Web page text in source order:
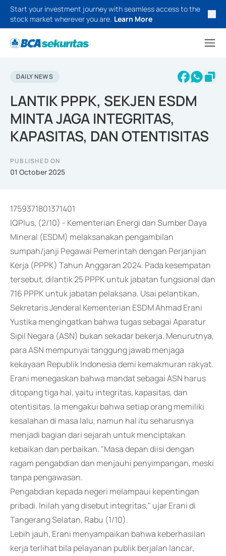
Start your investment journey with seamless access to the
stock market wherever you are. Learn More
DAILY NEWS
LANTIK PPPK, SEKJEN ESDM
MINTA JAGA INTEGRITAS,
KAPASITAS, DAN OTENTISITAS
PUBLISHED ON
01 October 2025
1759371801371401
IQPlus, (2/10) - Kementerian Energi dan Sumber Daya
Mineral (ESDM) melaksanakan pengambilan
sumpah/janji Pegawai Pemerintah dengan Perjanjian
Kerja (PPPK) Tahun Anggaran 2024. Pada kesempatan
tersebut, dilantik 25 PPPK untuk jabatan fungsional dan
716 PPPK untuk jabatan pelaksana. Usai pelantikan,
Sekretaris Jenderal Kementerian ESDM Ahmad Erani
Yustika mengingatkan bahwa tugas sebagai Aparatur
Sipil Negara (ASN) bukan sekadar bekerja. Menurutnya,
para ASN mempunyai tanggung jawab menjaga
kekayaan Republik Indonesia demi kemakmuran rakyat.
Erani menegaskan bahwa mandat sebagai ASN harus
ditopang tiga hal, yaitu integritas, kapasitas, dan
otentisitas. Ia mengakui bahwa setiap orang memiliki
kesalahan di masa lalu, namun hal itu seharusnya
menjadi bagian dari sejarah untuk menciptakan
kebaikan dan perbaikan. "Masa depan diisi dengan
ragam pengabdian dan menjauhi penyimpangan, meski
tanpa pengawasan.
Pengabdian kepada negeri melampaui kepentingan
pribadi. Inilah yang disebut integritas," ujar Erani di
Tangerang Selatan, Rabu (1/10).
Lebih jauh, Erani menyampaikan bahwa keberhasilan
kerja terlihat bila pelayanan publik berjalan lancar,